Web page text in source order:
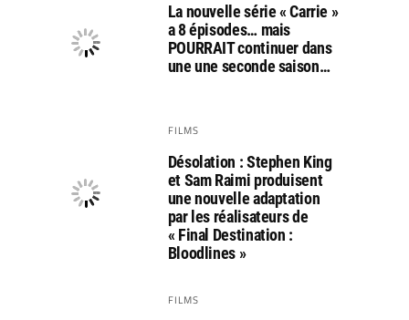
La nouvelle série « Carrie »
a 8 épisodes… mais
POURRAIT continuer dans
une une seconde saison…
FILMS
Désolation : Stephen King
et Sam Raimi produisent
une nouvelle adaptation
par les réalisateurs de
« Final Destination :
Bloodlines »
FILMS